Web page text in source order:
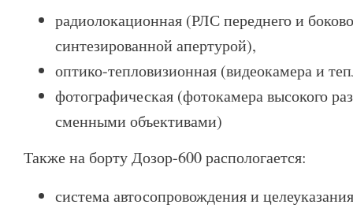
радиолокационная (РЛС переднего и
синтезированной апертурой),
оптико-тепловизионная (видеокамера и
фотографическая (фотокамера высокого
сменными объективами)
Также на борту Дозор-600 распологается:
система автосопровождения и